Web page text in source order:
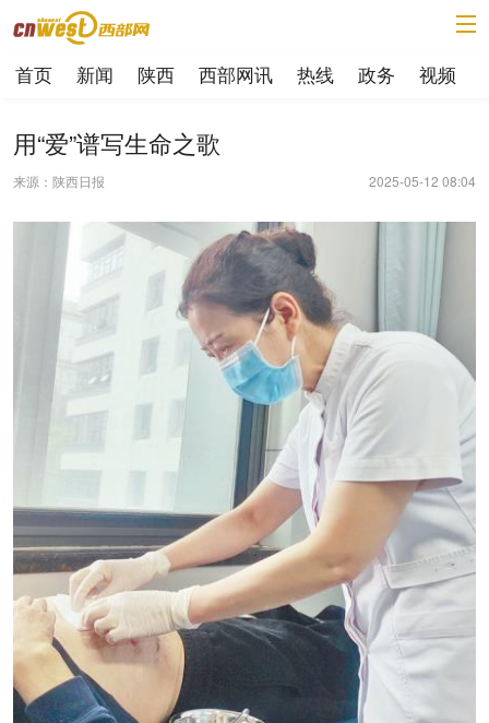
首页 新闻 陕西 西部网讯 热线 政务 视频
用“爱”谱写生命之歌
来源：陕西日报 2025-05-12 08:04